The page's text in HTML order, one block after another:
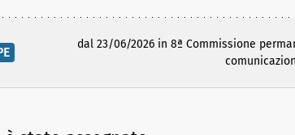
dal 23/06/2026 in 8ª Commissione